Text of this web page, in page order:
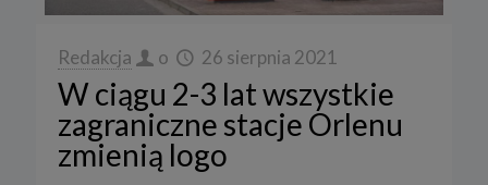
Redakcja o 26 sierpnia 2021
W ciągu 2-3 lat wszystkie
zagraniczne stacje Orlenu
zmienią logo